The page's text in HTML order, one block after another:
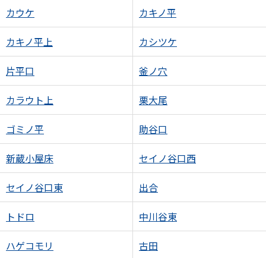
カウケ カキノ平
カキノ平上 カシツケ
片平口 釜ノ穴
カラウト上 栗大尾
ゴミノ平 助谷口
新蔵小屋床 セイノ谷口西
セイノ谷口東 出合
トドロ 中川谷東
ハゲコモリ 古田